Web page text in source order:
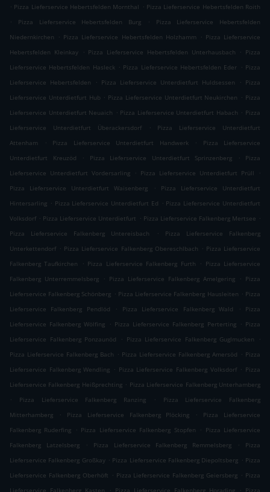
. Pizza Lieferservice Hebertsfelden Mornthal . Pizza Lieferservice Hebertsfelden Roith
.
Pizza Lieferservice Hebertsfelden Burg .
Pizza Lieferservice Hebertsfelden
Niedernkirchen
. Pizza Lieferservice Hebertsfelden Holzhamm . Pizza Lieferservice
Hebertsfelden Kleinkay
. Pizza Lieferservice Hebertsfelden Unterhausbach . Pizza
Lieferservice Hebertsfelden Hasleck . Pizza Lieferservice Hebertsfelden Eder . Pizza
Lieferservice Hebertsfelden
. Pizza Lieferservice Unterdietfurt Huldsessen . Pizza
Lieferservice Unterdietfurt Hub . Pizza Lieferservice Unterdietfurt Neukirchen . Pizza
Lieferservice Unterdietfurt Neuaich . Pizza Lieferservice Unterdietfurt Habach . Pizza
Lieferservice Unterdietfurt Überackersdorf
.
Pizza Lieferservice Unterdietfurt
Attenham
. Pizza Lieferservice Unterdietfurt Handwerk .
Pizza Lieferservice
Unterdietfurt Kreuzöd
. Pizza Lieferservice Unterdietfurt Sprinzenberg .
Pizza
Lieferservice Unterdietfurt Vordersarling
. Pizza Lieferservice Unterdietfurt Prüll
.
Pizza Lieferservice Unterdietfurt Waisenberg
.
Pizza Lieferservice Unterdietfurt
Hintersarling . Pizza Lieferservice Unterdietfurt Ed . Pizza Lieferservice Unterdietfurt
Volksdorf . Pizza Lieferservice Unterdietfurt . Pizza Lieferservice Falkenberg Mertsee .
Pizza Lieferservice Falkenberg Untereisbach
.
Pizza Lieferservice Falkenberg
Unterkettendorf . Pizza Lieferservice Falkenberg Obereschlbach . Pizza Lieferservice
Falkenberg Taufkirchen
. Pizza Lieferservice Falkenberg Furth . Pizza Lieferservice
Falkenberg Unterremmelsberg
. Pizza Lieferservice Falkenberg Amelgering . Pizza
Lieferservice Falkenberg Schönberg . Pizza Lieferservice Falkenberg Hausleiten . Pizza
Lieferservice Falkenberg Pendlöd
. Pizza Lieferservice Falkenberg Wald .
Pizza
Lieferservice Falkenberg Wölfing
. Pizza Lieferservice Falkenberg Perterting . Pizza
Lieferservice Falkenberg Ponzaunöd
. Pizza Lieferservice Falkenberg Guglmucken
.
Pizza Lieferservice Falkenberg Bach . Pizza Lieferservice Falkenberg Amersöd . Pizza
Lieferservice Falkenberg Wendling . Pizza Lieferservice Falkenberg Volksdorf . Pizza
Lieferservice Falkenberg Heißprechting . Pizza Lieferservice Falkenberg Unterhamberg
.
Pizza Lieferservice Falkenberg Ranzing .
Pizza Lieferservice Falkenberg
Mitterhamberg
. Pizza Lieferservice Falkenberg Plöcking .
Pizza Lieferservice
Falkenberg Ruderfing
. Pizza Lieferservice Falkenberg Stopfen . Pizza Lieferservice
Falkenberg Latzelsberg
. Pizza Lieferservice Falkenberg Remmelsberg .
Pizza
Lieferservice Falkenberg Großkay . Pizza Lieferservice Falkenberg Diepoltsberg . Pizza
Lieferservice Falkenberg Oberhöft . Pizza Lieferservice Falkenberg Geiersberg . Pizza
. .